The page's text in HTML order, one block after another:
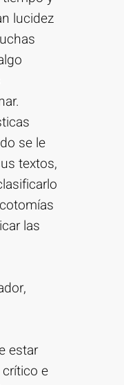
lucidez
se le
textos,
las
estar
e